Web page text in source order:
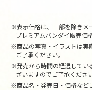
※表示価格は、一部を除きメ
プレミアムバンダイ販売価
※商品の写真・イラストは実
ご了承ください。
※発売から時間の経過してい
ざいますのでご了承ください
※商品名・発売日・価格など